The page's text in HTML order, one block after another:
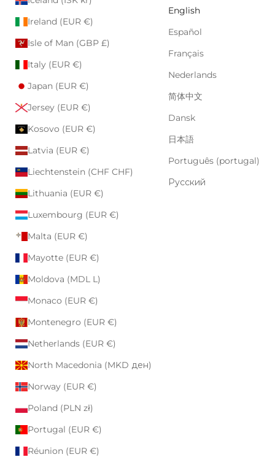
Ireland (EUR €)
Isle of Man (GBP £)
Italy (EUR €)
Japan (EUR €)
Jersey (EUR €)
Kosovo (EUR €)
Latvia (EUR €)
Liechtenstein (CHF CHF)
Lithuania (EUR €)
Luxembourg (EUR €)
Malta (EUR €)
Mayotte (EUR €)
Moldova (MDL L)
Monaco (EUR €)
Montenegro (EUR €)
Netherlands (EUR €)
North Macedonia (MKD ден)
Norway (EUR €)
Poland (PLN zł)
Portugal (EUR €)
Réunion (EUR €)
English
Español
Français
Nederlands
简体中文
Dansk
日本語
Português (portugal)
Русский